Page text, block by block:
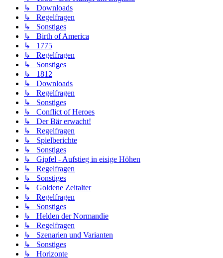
↳ Downloads
↳ Regelfragen
↳ Sonstiges
↳ Birth of America
↳ 1775
↳ Regelfragen
↳ Sonstiges
↳ 1812
↳ Downloads
↳ Regelfragen
↳ Sonstiges
↳ Conflict of Heroes
↳ Der Bär erwacht!
↳ Regelfragen
↳ Spielberichte
↳ Sonstiges
↳ Gipfel - Aufstieg in eisige Höhen
↳ Regelfragen
↳ Sonstiges
↳ Goldene Zeitalter
↳ Regelfragen
↳ Sonstiges
↳ Helden der Normandie
↳ Regelfragen
↳ Szenarien und Varianten
↳ Sonstiges
↳ Horizonte